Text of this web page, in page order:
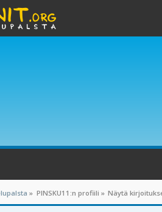
» PINSKU11:n profiili » Näytä